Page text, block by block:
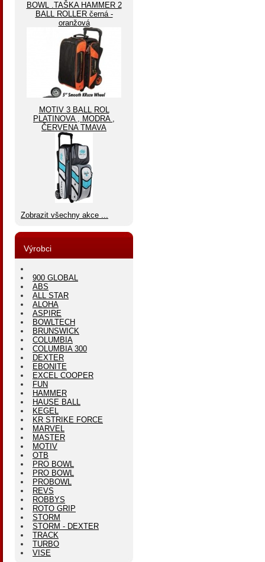
BOWL .TAŠKA HAMMER 2
BALL ROLLER černá -
oranžová
MOTIV 3 BALL ROL
PLATINOVA , MODRA ,
ČERVENA TMAVA
Zobrazit všechny akce ...
Výrobci
900 GLOBAL
ABS
ALL STAR
ALOHA
ASPIRE
BOWLTECH
BRUNSWICK
COLUMBIA
COLUMBIA 300
DEXTER
EBONITE
EXCEL COOPER
FUN
HAMMER
HAUSE BALL
KEGEL
KR STRIKE FORCE
MARVEL
MASTER
MOTIV
OTB
PRO BOWL
PRO BOWL
PROBOWL
REVS
ROBBYS
ROTO GRIP
STORM
STORM - DEXTER
TRACK
TURBO
VISE